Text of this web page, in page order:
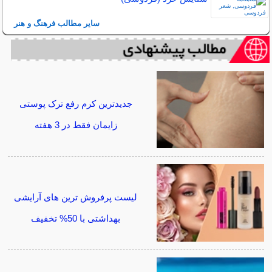
سایر مطالب فرهنگ و هنر
جدیدترین کرم رفع ترک پوستی
زایمان فقط در 3 هفته
لیست پرفروش ترین های آرایشی
بهداشتی با 50% تخفیف